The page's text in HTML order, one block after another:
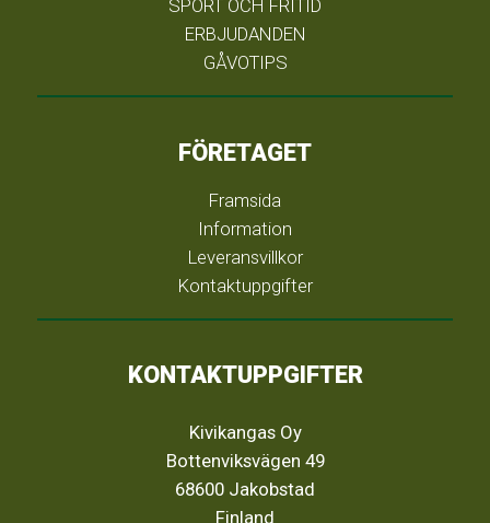
SPORT OCH FRITID
ERBJUDANDEN
GÅVOTIPS
FÖRETAGET
Framsida
Information
Leveransvillkor
Kontaktuppgifter
KONTAKTUPPGIFTER
Kivikangas Oy
Bottenviksvägen 49
68600 Jakobstad
Finland